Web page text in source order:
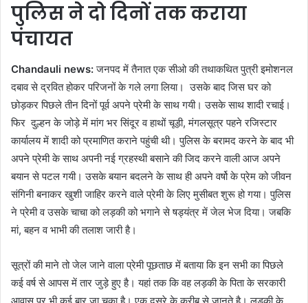
पुलिस ने दो दिनों तक कराया
पंचायत
Chandauli news:जनपद में तैनात एक सीओ की तथाकथित पुत्री इमोशनल
दबाव से द्रवित होकर परिजनों के गले लगा लिया। उसके बाद जिस घर को
छोड़कर पिछले तीन दिनों पूर्व अपने प्रेमी के साथ गयी। उसके साथ शादी रचाई।
फिर दुल्हन के जोड़े में मांग भर सिंदूर व हाथों चूड़ी, मंगलसूत्र पहने रजिस्टार
कार्यालय में शादी को प्रमाणित कराने पहुंची थी। पुलिस के बरामद करने के बाद भी
अपने प्रेमी के साथ अपनी नई ग्रहस्थी बसाने की जिद करने वाली आज अपने
बयान से पटल गयी। उसके बयान बदलने के साथ ही अपने वर्षो के प्रेम को जीवन
संगिनी बनाकर खुशी जाहिर करने वाले प्रेमी के लिए मुसीबत शुरू हो गया। पुलिस
ने प्रेमी व उसके चाचा को लड़की को भगाने से षड्यंत्र में जेल भेज दिया। जबकि
मां, बहन व भाभी की तलाश जारी है।
सूत्रों की माने तो जेल जाने वाला प्रेमी पूछताछ में बताया कि इन सभी का पिछले
कई वर्ष से आपस में तार जुड़े हुए है। यहां तक कि वह लड़की के पिता के सरकारी